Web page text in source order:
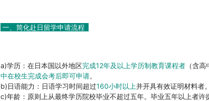
一、简化赴日留学申请流程
a)学历：在日本国以外地区完成12年及以上学历制教育课程者 （含
中在校生完成会考后即可申请。
b)日语能力：日语学习时间超过160小时以上并开具有效证明材料者。
c)年龄：原则上从最终学历院校毕业不超过五年。毕业五年以上者许